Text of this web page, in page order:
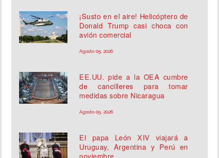
¡Susto en el aire! Helicóptero de
Donald Trump casi choca con
avión comercial
Agosto 05, 2026
EE.UU. pide a la OEA cumbre
de cancilleres para tomar
medidas sobre Nicaragua
Agosto 05, 2026
El papa León XIV viajará a
Uruguay, Argentina y Perú en
noviembre